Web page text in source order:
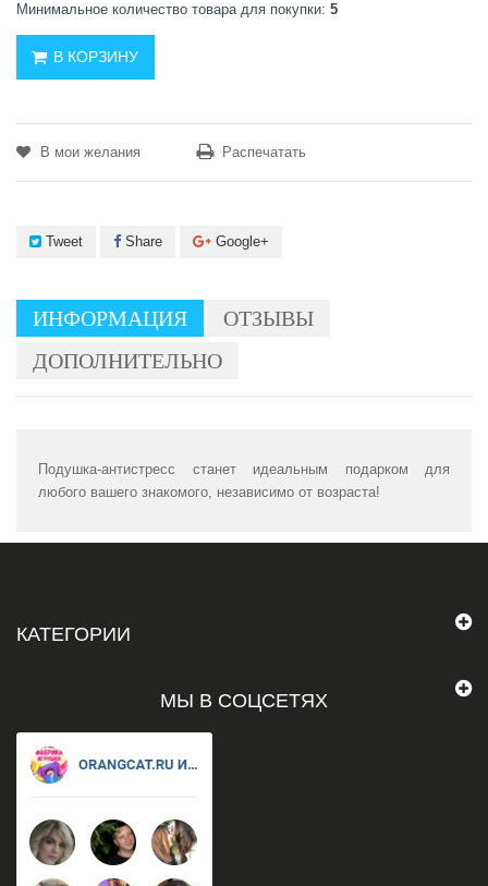
Минимальное количество товара для покупки: 5
В КОРЗИНУ
В мои желания Распечатать
Tweet Share Google+
ИНФОРМАЦИЯ
ОТЗЫВЫ
ДОПОЛНИТЕЛЬНО
Подушка-антистресс станет идеальным подарком для
любого вашего знакомого, независимо от возраста!
КАТЕГОРИИ
МЫ В СОЦСЕТЯХ